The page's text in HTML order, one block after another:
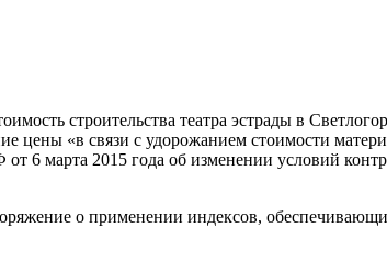
строительства театра эстрады в
«в связи с удорожанием стоимости
6 марта 2015 года об изменении условий
о применении индексов,